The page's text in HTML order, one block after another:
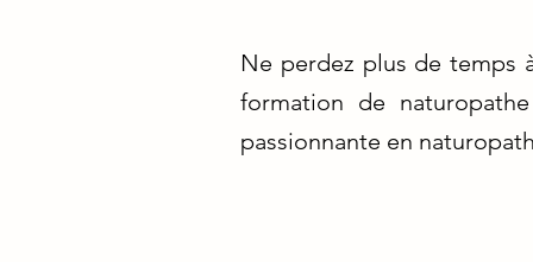
Ne perdez plus de temps
formation de
passionnante en